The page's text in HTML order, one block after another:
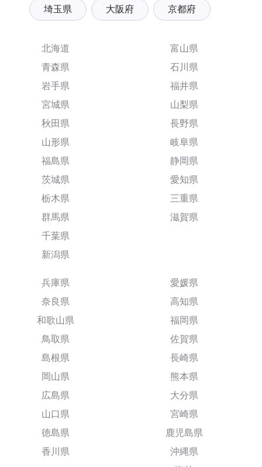
埼玉県 大阪府 京都府
北海道
青森県
岩手県
宮城県
秋田県
山形県
福島県
茨城県
栃木県
群馬県
千葉県
新潟県
富山県
石川県
福井県
山梨県
長野県
岐阜県
静岡県
愛知県
三重県
滋賀県
兵庫県
奈良県
和歌山県
鳥取県
島根県
岡山県
広島県
山口県
徳島県
香川県
愛媛県
高知県
福岡県
佐賀県
長崎県
熊本県
大分県
宮崎県
鹿児島県
沖縄県